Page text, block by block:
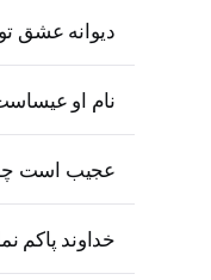
دیوانه عشق تو
نام او
عجیب است
خداوند پاکم